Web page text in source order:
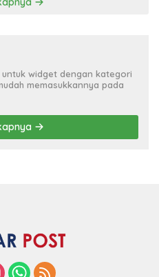
widget dengan kategori
memasukkannya pada